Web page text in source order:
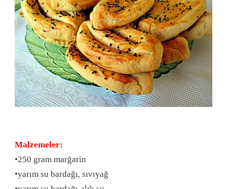
Malzemeler:
•250 gram marğarin
•yarım su bardağı, sıvıyağ